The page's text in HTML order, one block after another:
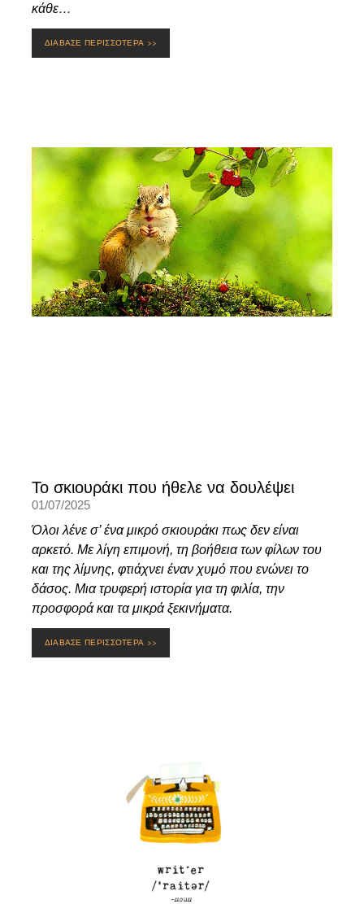
κάθε…
ΔΙΑΒΑΣΕ ΠΕΡΙΣΣΟΤΕΡΑ >>
Το σκιουράκι που ήθελε να δουλέψει
01/07/2025
Όλοι λένε σ’ ένα μικρό σκιουράκι πως δεν είναι
αρκετό. Με λίγη επιμονή, τη βοήθεια των φίλων του
και της λίμνης, φτιάχνει έναν χυμό που ενώνει το
δάσος. Μια τρυφερή ιστορία για τη φιλία, την
προσφορά και τα μικρά ξεκινήματα.
ΔΙΑΒΑΣΕ ΠΕΡΙΣΣΟΤΕΡΑ >>